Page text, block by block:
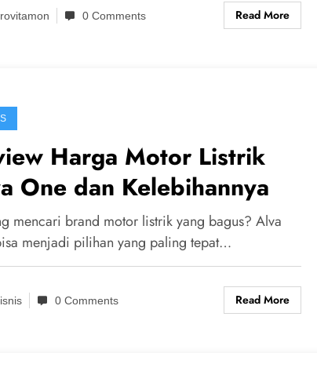
0 Comments Read More
Harga Motor Listrik
One dan Kelebihannya
mencari brand motor listrik yang bagus? Alva
menjadi pilihan yang paling tepat…
0 Comments Read More